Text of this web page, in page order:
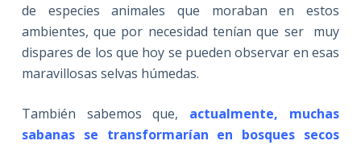
de especies animales que moraban en estos
ambientes, que por necesidad tenían que ser muy
dispares de los que hoy se pueden observar en esas
maravillosas selvas húmedas.
También sabemos que, actualmente, muchas
sabanas se transformarían en bosques secos